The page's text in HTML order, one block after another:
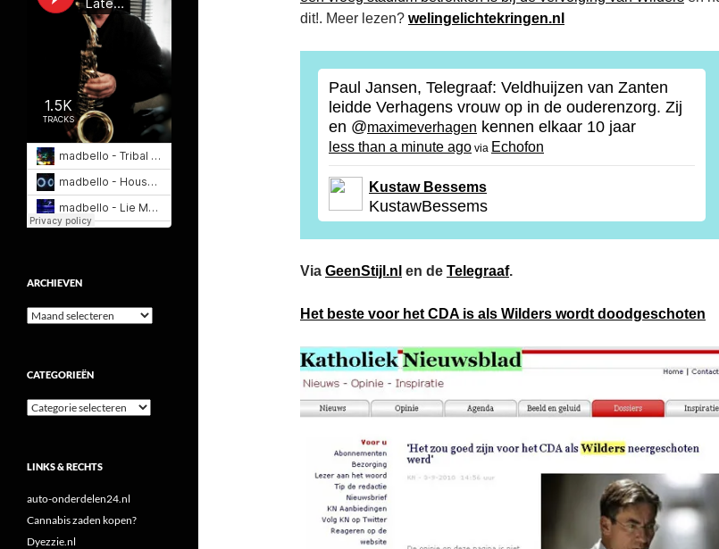
dit!. Meer lezen? welingelichtekringen.nl
Paul Jansen, Telegraaf: Veldhuijzen van Zanten
leidde Verhagens vrouw op in de ouderenzorg. Zij
en @maximeverhagen kennen elkaar 10 jaar
less than a minute ago via Echofon
Kustaw Bessems
KustawBessems
Via GeenStijl.nl en de Telegraaf.
Het beste voor het CDA is als Wilders wordt doodgeschoten
ARCHIEVEN
Archieven
CATEGORIEËN
Categorieën
LINKS & RECHTS
auto-onderdelen24.nl
Cannabis zaden kopen?
Dyezzie.nl